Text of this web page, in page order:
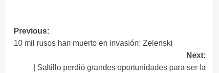
Navegación
de
entradas
Previous:
10 mil rusos han muerto en invasión: Zelenski
Next:
| Saltillo perdió grandes oportunidades para ser la